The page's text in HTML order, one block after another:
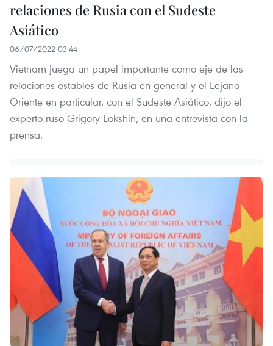
relaciones de Rusia con el Sudeste
Asiático
06/07/2022 03:44
Vietnam juega un papel importante como eje de las
relaciones estables de Rusia en general y el Lejano
Oriente en particular, con el Sudeste Asiático, dijo el
experto ruso Grigory Lokshin, en una entrevista con la
prensa.